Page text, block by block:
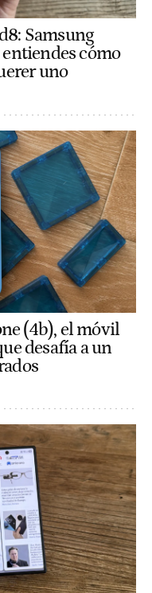
Samsung
cómo
uno
(4b), el móvil
desafía a un